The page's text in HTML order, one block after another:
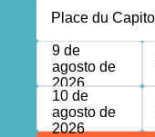
9 de
agosto de
2026
10 de
agosto de
2026